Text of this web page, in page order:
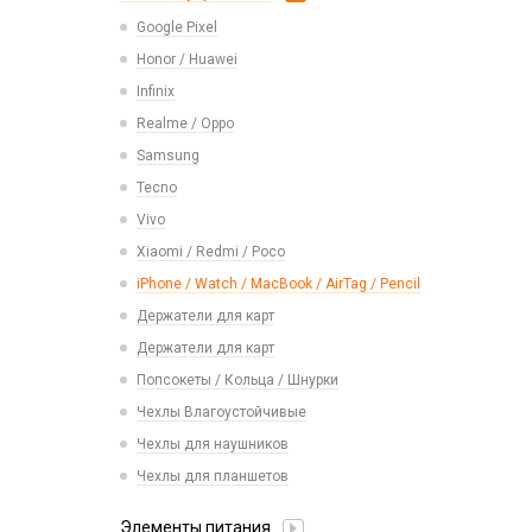
Расходные материалы
Ремешки Samsung 46mm/Huawei
46mm/Amazfit GTR (22mm)
Смарт часы
Умные детские часы
Шармы для ремешков Watch Series
Samsung
Tecno
Vivo
Xiaomi/ Redmi/ Poco
Монтажные комплекты и салфетки
На камеру/на динамик
Экшн камеры
USB 2.0
USB 3.0 / 3.1 /3.2
Карты памяти
Google Pixel
Honor / Huawei
Infinix
Realme / Oppo
Samsung
Tecno
Vivo
Xiaomi / Redmi / Poco
iPhone / Watch / MacBook / AirTag / Pencil
Держатели для карт
Держатели для карт
Попсокеты / Кольца / Шнурки
Чехлы Влагоустойчивые
Чехлы для наушников
Чехлы для планшетов
Элементы питания